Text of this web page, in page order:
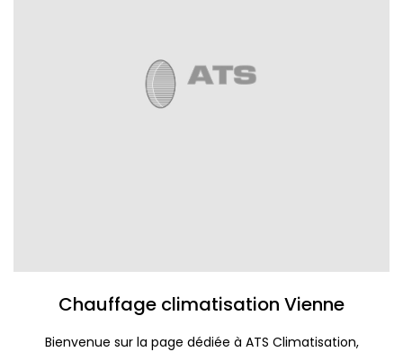
Chauffage climatisation Vienne
Bienvenue sur la page dédiée à ATS Climatisation,